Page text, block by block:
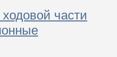
части